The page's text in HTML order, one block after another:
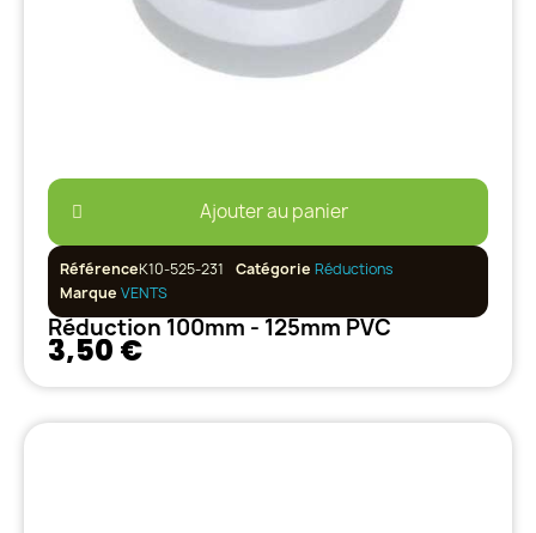
Ajouter au panier
RéférenceK10-525-231 Catégorie Réductions
Marque VENTS
Réduction 100mm - 125mm PVC
3,50 €